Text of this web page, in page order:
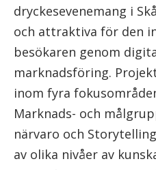
dryckesevenemang i
och attraktiva för den
besökaren genom
marknadsföring.
inom fyra
Marknads- och
närvaro och
av olika nivåer av